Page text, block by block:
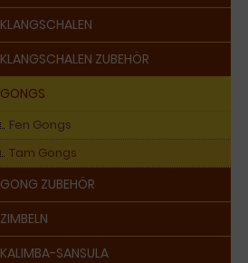
KLANGSCHALEN
KLANGSCHALEN ZUBEHÖR
GONGS
Fen Gongs
Tam Gongs
GONG ZUBEHÖR
ZIMBELN
KALIMBA-SANSULA